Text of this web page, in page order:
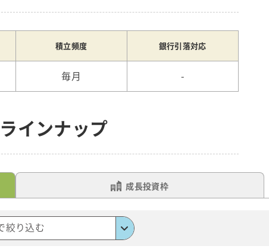
積立頻度 銀行引落対応
毎月 -
インナップ
成長投資枠
絞り込む